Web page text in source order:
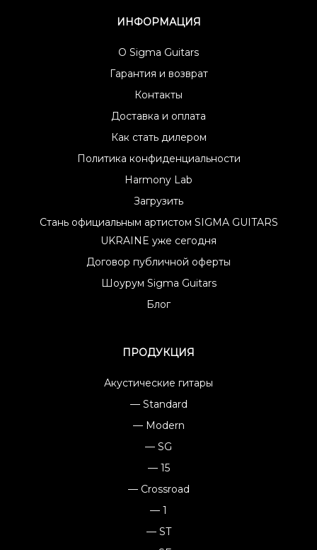
ИНФОРМАЦИЯ
О Sigma Guitars
Гарантия и возврат
Контакты
Доставка и оплата
Как стать дилером
Политика конфиденциальности
Harmony Lab
Загрузить
Стань официальным артистом SIGMA GUITARS
UKRAINE уже сегодня
Договор публичной оферты
Шоурум Sigma Guitars
Блог
ПРОДУКЦИЯ
Акустические гитары
— Standard
— Modern
— SG
— 15
— Crossroad
— 1
— ST